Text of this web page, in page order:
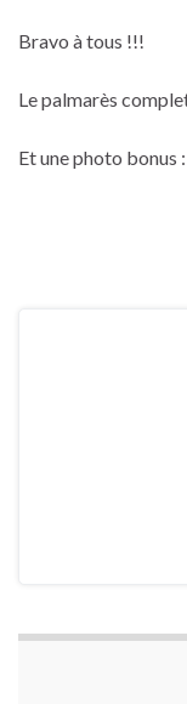
Bravo à tous !!!
Le palmarès
Et une photo bonus